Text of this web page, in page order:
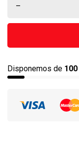
–
Disponemos de 100